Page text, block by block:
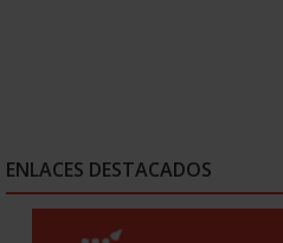
ENLACES DESTACADOS